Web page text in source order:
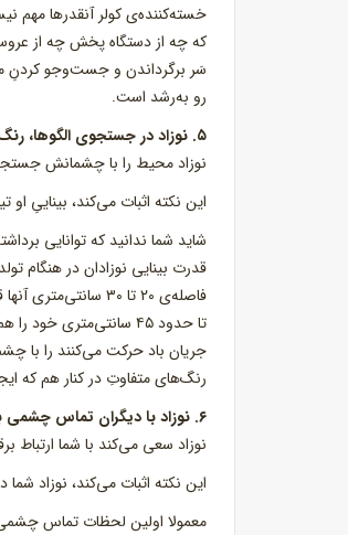
خسته‌کننده‌ی کولر آنقدرها
که چه از دستگاه پخش چه از
سَر برگرداندن و جست‌وجو کردنِ
رو به‌رشد است.
۵. نوزاد در جستجوی الگوها، رنگ‌ها و حرکات است
نوزاد محیط را با چشمانش
این نکته اثبات می‌کند، بیناییِ
شاید شما ندانید که توانایی
قدرت بینایی نوزادان در هنگام
فاصله‌ی ۲۰ تا ۳۰
تا حدود ۴۵ سانتی‌متری
جریان باد حرکت می‌کنند را با
رنگ‌های متفاوتِ در کنار هم که
۶. نوزاد با دیگران تماس چشمی برقرار می‌کند، لبخند می‌زند، با صدا می‌خندد و سعی در برقراری ارتباط دارد
نوزاد سعی می‌کند با شما ارتباط
این نکته اثبات می‌کند، نوزاد
معمولا اولین لحظات تماس